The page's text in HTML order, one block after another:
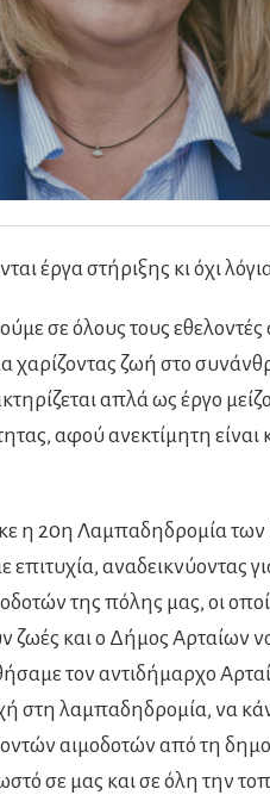
έργα στήριξης κι όχι
σε όλους τους εθελοντές
χαρίζοντας ζωή στο
απλά ως έργο
αφού ανεκτίμητη είναι
η 20η Λαμπαδηδρομία των
αναδεικνύοντας
της πόλης μας, οι
και ο Δήμος Αρταίων
τον αντιδήμαρχο
στη λαμπαδηδρομία, να
αιμοδοτών από τη
σε μας και σε όλη την